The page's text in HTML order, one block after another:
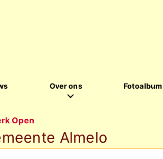
Over ons Fotoalbum
Open
Almelo